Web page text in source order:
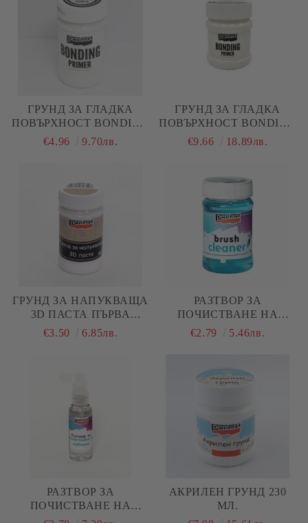
ГРУНД ЗА ГЛАДКА
ПОВЪРХНОСТ BONDING
PRIMER - БЯЛ - 100 МЛ.
€4.96 9.70лв.
ГРУНД ЗА ГЛАДКА
ПОВЪРХНОСТ BONDING
PRIMER - БЯЛ - 230 МЛ.
€9.66 18.89лв.
ГРУНД ЗА НАПУКВАЩА
3D ПАСТА ПЪРВА
СТЪПКА - 100 МЛ.
€3.50 6.85лв.
РАЗТВОР ЗА
ПОЧИСТВАНЕ НА
ЧЕТКИ - 100МЛ.
€2.79 5.46лв.
РАЗТВОР ЗА
ПОЧИСТВАНЕ НА
ШАБЛОНИ - 50МЛ
АКРИЛЕН ГРУНД 230
МЛ.